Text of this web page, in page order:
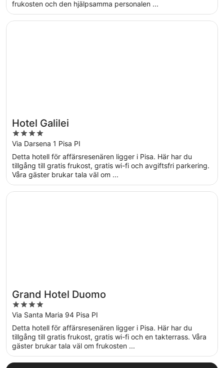
frukosten och den hjälpsamma personalen ...
Hotel Galilei
4
out
of
5
Via Darsena 1 Pisa PI
Detta hotell för affärsresenären ligger i Pisa. Här har du
tillgång till gratis frukost, gratis wi-fi och avgiftsfri parkering.
Våra gäster brukar tala väl om ...
Öppnas i ett nytt fönster
Hotel Galilei
Grand Hotel Duomo
4
out
of
5
Via Santa Maria 94 Pisa PI
Detta hotell för affärsresenären ligger i Pisa. Här har du
tillgång till gratis frukost, gratis wi-fi och en takterrass. Våra
gäster brukar tala väl om frukosten ...
Öppnas i ett nytt fönster
Grand Hotel Duomo